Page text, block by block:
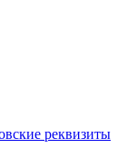
реквизиты